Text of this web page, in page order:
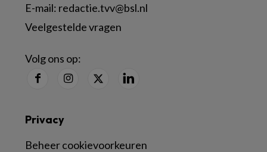
E-mail: redactie.tvv@bsl.nl
Veelgestelde vragen
Volg ons op:
Privacy
Beheer cookievoorkeuren